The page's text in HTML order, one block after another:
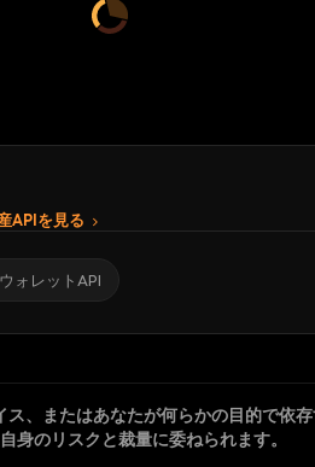
APIを見る
ォレットAPI
、またはあなたが何らかの目的で依
身のリスクと裁量に委ねられます。